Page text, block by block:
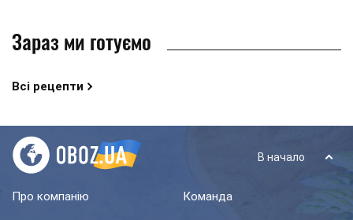
Зараз ми готуємо
Всі рецепти
В начало
Про компанію Команда